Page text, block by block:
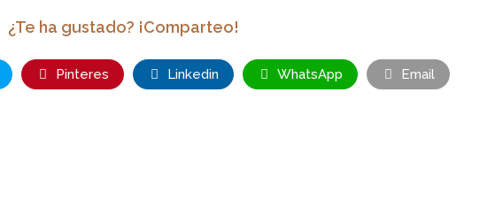
¿Te ha gustado? ¡Comparteo!
Pinteres Linkedin WhatsApp Email